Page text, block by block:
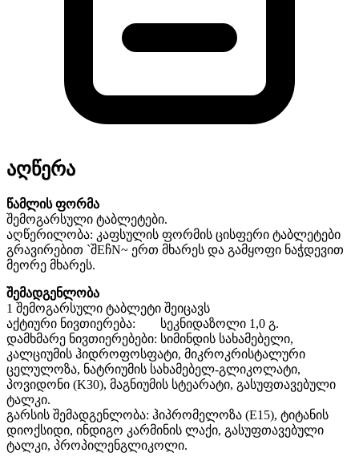
აღწერა
წამლის ფორმა
შემოგარსული ტაბლეტები.
აღწერილობა: კაფსულის ფორმის ცისფერი ტაბლეტები
გრავირებით `შEჩN~ ერთ მხარეს და გამყოფი ნაჭდევით
მეორე მხარეს.
შემადგენლობა
1 შემოგარსული ტაბლეტი შეიცავს
აქტიური ნივთიერება:
სეკნიდაზოლი 1,0 გ.
დამხმარე ნივთიერებები: სიმინდის სახამებელი,
კალციუმის ჰიდროფოსფატი, მიკროკრისტალური
ცელულოზა, ნატრიუმის სახამებელ-გლიკოლატი,
პოვიდონი (K30), მაგნიუმის სტეარატი, გასუფთავებული
ტალკი.
გარსის შემადგენლობა: ჰიპრომელოზა (E15), ტიტანის
დიოქსიდი, ინდიგო კარმინის ლაქი, გასუფთავებული
ტალკი, პროპილენგლიკოლი.